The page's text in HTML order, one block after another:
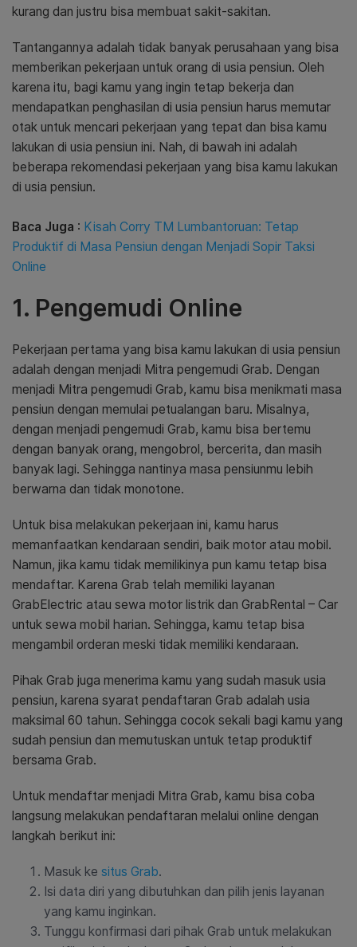
kurang dan justru bisa membuat sakit-sakitan.
Tantangannya adalah tidak banyak perusahaan yang bisa
memberikan pekerjaan untuk orang di usia pensiun. Oleh
karena itu, bagi kamu yang ingin tetap bekerja dan
mendapatkan penghasilan di usia pensiun harus memutar
otak untuk mencari pekerjaan yang tepat dan bisa kamu
lakukan di usia pensiun ini. Nah, di bawah ini adalah
beberapa rekomendasi pekerjaan yang bisa kamu lakukan
di usia pensiun.
Baca Juga : Kisah Corry TM Lumbantoruan: Tetap
Produktif di Masa Pensiun dengan Menjadi Sopir Taksi
Online
1. Pengemudi Online
Pekerjaan pertama yang bisa kamu lakukan di usia pensiun
adalah dengan menjadi Mitra pengemudi Grab. Dengan
menjadi Mitra pengemudi Grab, kamu bisa menikmati masa
pensiun dengan memulai petualangan baru. Misalnya,
dengan menjadi pengemudi Grab, kamu bisa bertemu
dengan banyak orang, mengobrol, bercerita, dan masih
banyak lagi. Sehingga nantinya masa pensiunmu lebih
berwarna dan tidak monotone.
Untuk bisa melakukan pekerjaan ini, kamu harus
memanfaatkan kendaraan sendiri, baik motor atau mobil.
Namun, jika kamu tidak memilikinya pun kamu tetap bisa
mendaftar. Karena Grab telah memiliki layanan
GrabElectric atau sewa motor listrik dan GrabRental – Car
untuk sewa mobil harian. Sehingga, kamu tetap bisa
mengambil orderan meski tidak memiliki kendaraan.
Pihak Grab juga menerima kamu yang sudah masuk usia
pensiun, karena syarat pendaftaran Grab adalah usia
maksimal 60 tahun. Sehingga cocok sekali bagi kamu yang
sudah pensiun dan memutuskan untuk tetap produktif
bersama Grab.
Untuk mendaftar menjadi Mitra Grab, kamu bisa coba
langsung melakukan pendaftaran melalui online dengan
langkah berikut ini:
Masuk ke situs Grab.
Isi data diri yang dibutuhkan dan pilih jenis layanan
yang kamu inginkan.
Tunggu konfirmasi dari pihak Grab untuk melakukan